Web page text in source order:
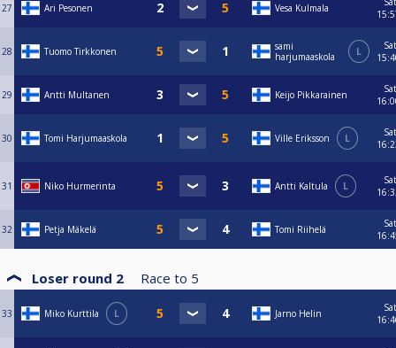
27 Ari Pesonen Vesa Kulmala
28 Tuomo Tirkkonen
sami
harjumaaskola
L
Sat
29 Antti Multanen Keijo Pikkarainen
Sat
30 Tomi Harjumaaskola Ville Eriksson L
Sat
31 Niko Hurmerinta Antti Kaltula L
Sat
32 Petja Mäkelä Tomi Riihelä
Sat
Loser round 2 Race to 5
33 Miko Kurttila L Jarno Helin
Sat